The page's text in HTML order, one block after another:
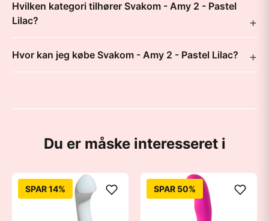
Hvilken kategori tilhører Svakom - Amy 2 - Pastel
Lilac?
Hvor kan jeg købe Svakom - Amy 2 - Pastel Lilac?
Du er måske interesseret i
SPAR 14% SPAR 50%